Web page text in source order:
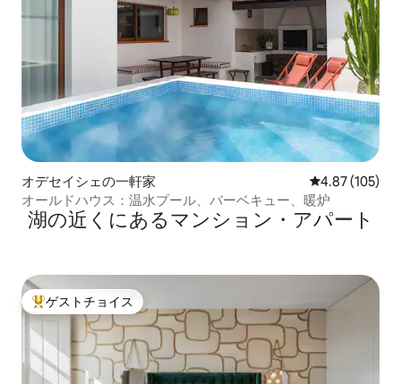
オデセイシェの一軒家 レビュー105
4.87 (105)
オールドハウス：温水プール、バーベキュー、暖炉
湖の近くにあるマンション・アパート
大好評のゲストチョイスです。
ゲストチョイス